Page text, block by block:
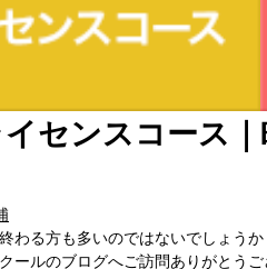
センスコース
わる方も多いのではないでしょう
ールのブログへご訪問ありがとうご